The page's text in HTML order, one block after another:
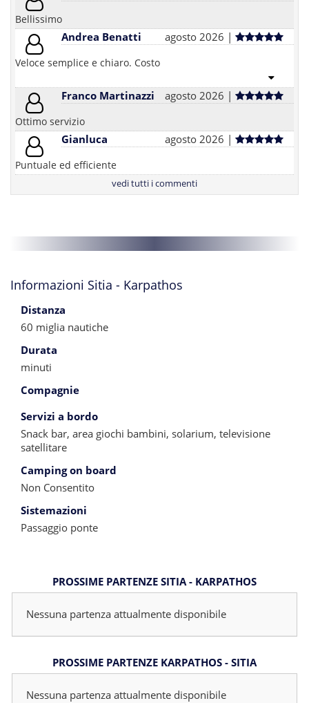
Bellissimo
Andrea Benatti agosto 2026 |
Veloce semplice e chiaro. Costo
Franco Martinazzi agosto 2026 |
Ottimo servizio
Gianluca agosto 2026 |
Puntuale ed efficiente
vedi tutti i commenti
Informazioni Sitia - Karpathos
Distanza
60 miglia nautiche
Durata
minuti
Compagnie
Servizi a bordo
Snack bar, area giochi bambini, solarium, televisione
satellitare
Camping on board
Non Consentito
Sistemazioni
Passaggio ponte
PROSSIME PARTENZE SITIA - KARPATHOS
Nessuna partenza attualmente disponibile
PROSSIME PARTENZE KARPATHOS - SITIA
Nessuna partenza attualmente disponibile